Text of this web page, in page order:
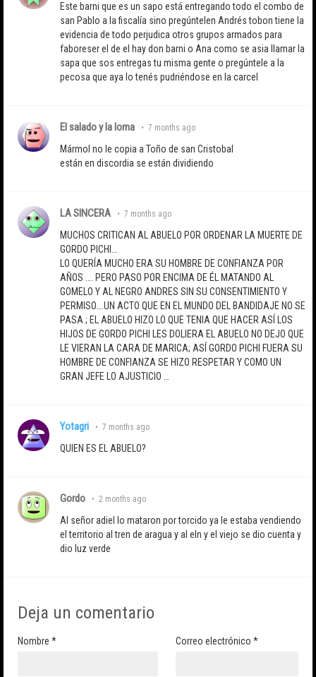
Este barni que es un sapo está entregando todo el combo de
san Pablo a la fiscalía sino pregúntelen Andrés tobon tiene la
evidencia de todo perjudica otros grupos armados para
faboreser el de el hay don barni o Ana como se asia llamar la
sapa que sos entregas tu misma gente o pregúntele a la
pecosa que aya lo tenés pudriéndose en la carcel
El salado y la loma • 7 months ago
Mármol no le copia a Toño de san Cristobal
están en discordia se están dividiendo
LA SINCERA • 7 months ago
MUCHOS CRITICAN AL ABUELO POR ORDENAR LA MUERTE DE
GORDO PICHI…
LO QUERÍA MUCHO ERA SU HOMBRE DE CONFIANZA POR
AÑOS …. PERO PASO POR ENCIMA DE ÉL MATANDO AL
GOMELO Y AL NEGRO ANDRES SIN SU CONSENTIMIENTO Y
PERMISO….UN ACTO QUE EN EL MUNDO DEL BANDIDAJE NO SE
PASA ; EL ABUELO HIZO LO QUE TENIA QUE HACER ASÍ LOS
HIJOS DE GORDO PICHI LES DOLIERA EL ABUELO NO DEJO QUE
LE VIERAN LA CARA DE MARICA; ASÍ GORDO PICHI FUERA SU
HOMBRE DE CONFIANZA SE HIZO RESPETAR Y COMO UN
GRAN JEFE LO AJUSTICIO …
Yotagri • 7 months ago
QUIEN ES EL ABUELO?
Gordo • 2 months ago
Al señor adiel lo mataron por torcido ya le estaba vendiendo
el territorio al tren de aragua y al eln y el viejo se dio cuenta y
dio luz verde
Deja un comentario
Nombre * Correo electrónico *